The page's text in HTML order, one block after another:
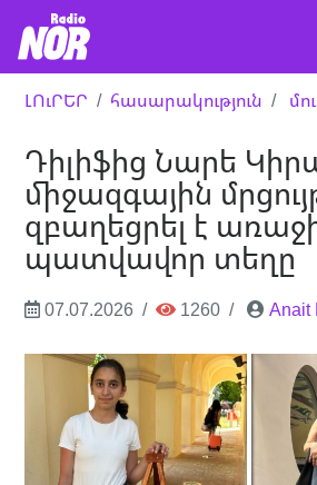
ԼՈւՐԵՐ հասարակություն
Դիլիֆից Նարե
միջազգային
զբաղեցրել է
պատվավոր տեղը
07.07.2026 1260 Anait